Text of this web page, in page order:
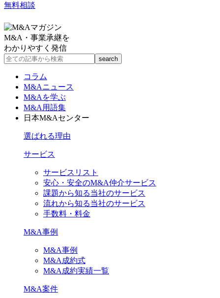
無料相談
M&A・事業承継を
わかりやすく発信
コラム
M&Aニュース
M&Aを学ぶ
M&A用語集
日本M&Aセンター
選ばれる理由
サービス
サービスリスト
安心・安全のM&A仲介サービス
課題から知る当社のサービス
流れから知る当社のサービス
手数料・料金
M&A事例
M&A事例
M&A成約式
M&A成約実績一覧
M&A案件